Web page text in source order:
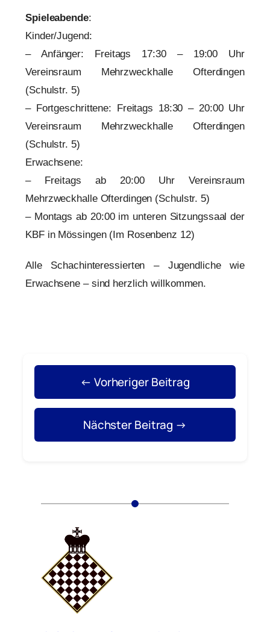
Spieleabende:
Kinder/Jugend:
– Anfänger: Freitags 17:30 – 19:00 Uhr
Vereinsraum Mehrzweckhalle Ofterdingen
(Schulstr. 5)
– Fortgeschrittene: Freitags 18:30 – 20:00 Uhr
Vereinsraum Mehrzweckhalle Ofterdingen
(Schulstr. 5)
Erwachsene:
– Freitags ab 20:00 Uhr Vereinsraum
Mehrzweckhalle Ofterdingen (Schulstr. 5)
– Montags ab 20:00 im unteren Sitzungssaal der
KBF in Mössingen (Im Rosenbenz 12)
Alle Schachinteressierten – Jugendliche wie
Erwachsene – sind herzlich willkommen.
← Vorheriger Beitrag
Nächster Beitrag →